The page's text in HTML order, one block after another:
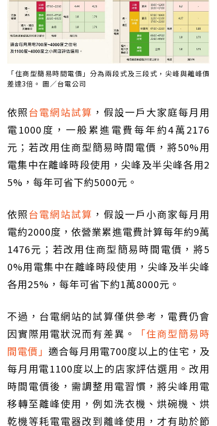
「住商型簡易時間電價」分為兩段式及三段式，尖峰與離峰價
差達3倍。 圖／台電公司
依照 台電網站試算 ，假設一戶大家庭每月用
電1000度，一般累進電費每年約4萬2176
元；若改用住商型簡易時間電價，將50%用
電集中在離峰時段使用，尖峰及半尖峰各用2
5%，每年可省下約5000元。
依照 台電網站試算 ，假設一戶小商家每月用
電約2000度，依營業累進電費計算每年約9萬
1476元；若改用住商型簡易時間電價，將5
0%用電集中在離峰時段使用，尖峰及半尖峰
各用25%，每年可省下約1萬8000元。
不過，台電網站的試算僅供參考，電費仍會
因實際用電狀況而有差異。
「住商型簡易時
間電價」 適合每月用電700度以上的住宅，及
每月用電1100度以上的店家評估選用。改用
時間電價後，需調整用電習慣，將尖峰用電
移轉至離峰使用，例如洗衣機、烘碗機、烘
乾機等耗電電器改到離峰使用，才有助於節